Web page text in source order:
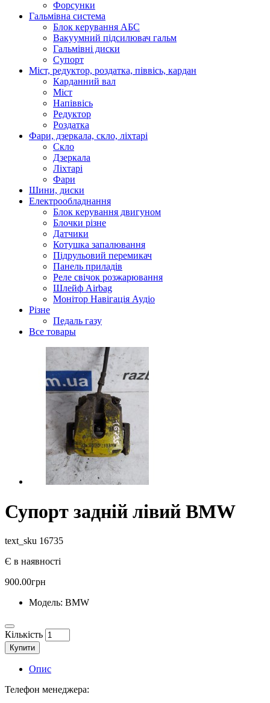
Форсунки
Гальмівна система
Блок керування АБС
Вакуумний підсилювач гальм
Гальмівні диски
Супорт
Міст, редуктор, роздатка, піввісь, кардан
Карданний вал
Міст
Напіввісь
Редуктор
Роздатка
Фари, дзеркала, скло, ліхтарі
Cкло
Дзеркала
Ліхтарі
Фари
Шини, диски
Електрообладнання
Блок керування двигуном
Блочки різне
Датчики
Котушка запалювання
Підрульовий перемикач
Панель приладів
Реле свічок розжарювання
Шлейф Airbag
Монітор Навігація Аудіо
Різне
Педаль газу
Все товары
Супорт задній лівий BMW
text_sku 16735
Є в наявності
900.00грн
Модель: BMW
Кількість
Купити
Опис
Телефон менеджера: